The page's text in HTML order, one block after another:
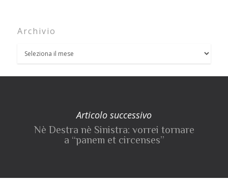
Archivio
Articolo successivo
Nè Destra nè Sinistra: vorrei tornare
a “panem et circenses”